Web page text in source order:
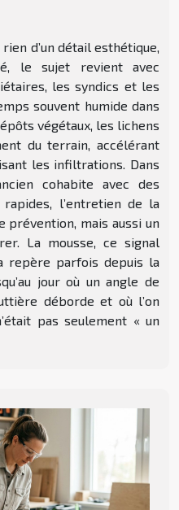
d’un détail esthétique,
le sujet revient avec
les syndics et les
souvent humide dans
végétaux, les lichens
du terrain, accélérant
les infiltrations. Dans
cohabite avec des
l’entretien de la
prévention, mais aussi un
La mousse, ce signal
repère parfois depuis la
jour où un angle de
déborde et où l’on
pas seulement « un